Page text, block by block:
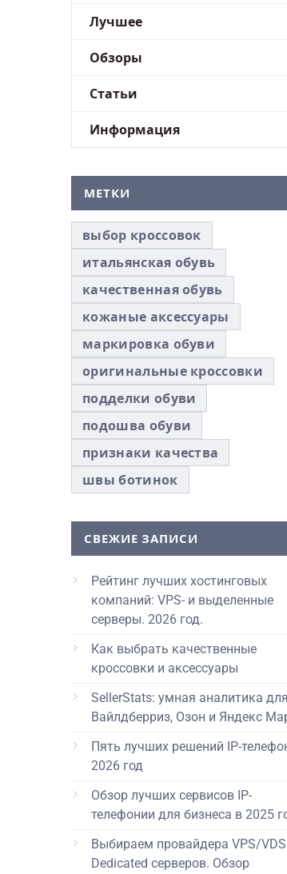
Лучшее
Обзоры
Статьи
Информация
МЕТКИ
выбор кроссовок
итальянская обувь
качественная обувь
кожаные аксессуары
маркировка обуви
оригинальные кроссовки
подделки обуви
подошва обуви
признаки качества
швы ботинок
СВЕЖИЕ ЗАПИСИ
Рейтинг лучших хостинговых
компаний: VPS- и выделенные
серверы. 2026 год.
Как выбрать качественные
кроссовки и аксессуары
SellerStats: умная аналитика для
Вайлдберриз, Озон и Яндекс
Пять лучших решений IP-
2026 год
Обзор лучших сервисов IP-
телефонии для бизнеса в 2025
Выбираем провайдера VPS/
Dedicated серверов. Обзор